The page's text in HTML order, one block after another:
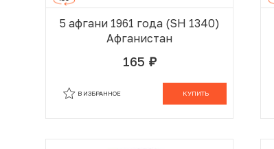
5 афгани 1961 года (SH 1340)
Афганистан
165 руб.
КУПИТЬ
В ИЗБРАННОЕ